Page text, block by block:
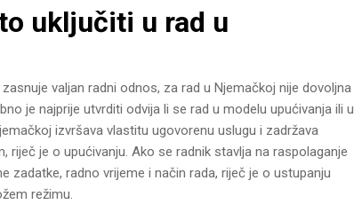
uključiti u rad u
valjan radni odnos, za rad u Njemačkoj nije dovoljna
je najprije utvrditi odvija li se rad u modelu upućivanja ili u
izvršava vlastitu ugovorenu uslugu i zadržava
riječ je o upućivanju. Ako se radnik stavlja na raspolaganje
zadatke, radno vrijeme i način rada, riječ je o ustupanju
režimu.